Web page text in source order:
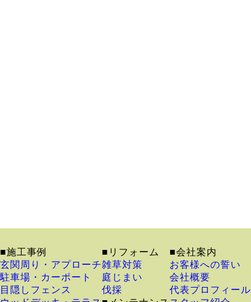
■施工事例
玄関周り・アプローチ
駐車場・カーポート
目隠しフェンス
■リフォーム
雑草対策
庭じまい
伐採
■会社案内
お客様への誓い
会社概要
代表プロフィール